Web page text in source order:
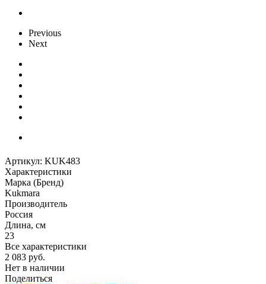
Previous
Next
Артикул: KUK483
Характеристики
Марка (Бренд)
Kukmara
Производитель
Россия
Длина, см
23
Все характеристики
2 083 руб.
Нет в наличии
Поделиться